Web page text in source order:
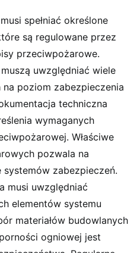
spełniać określone
są regulowane przez
przeciwpożarowe.
uwzględniać wiele
poziom zabezpieczenia
techniczna
wymaganych
Właściwe
pozwala na
zabezpieczeń.
musi uwzględniać
elementów systemu
materiałów budowlanych
ogniowej jest